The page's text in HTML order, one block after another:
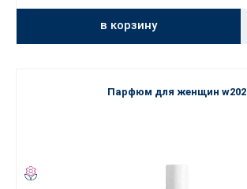
в корзину
Парфюм для женщин w202